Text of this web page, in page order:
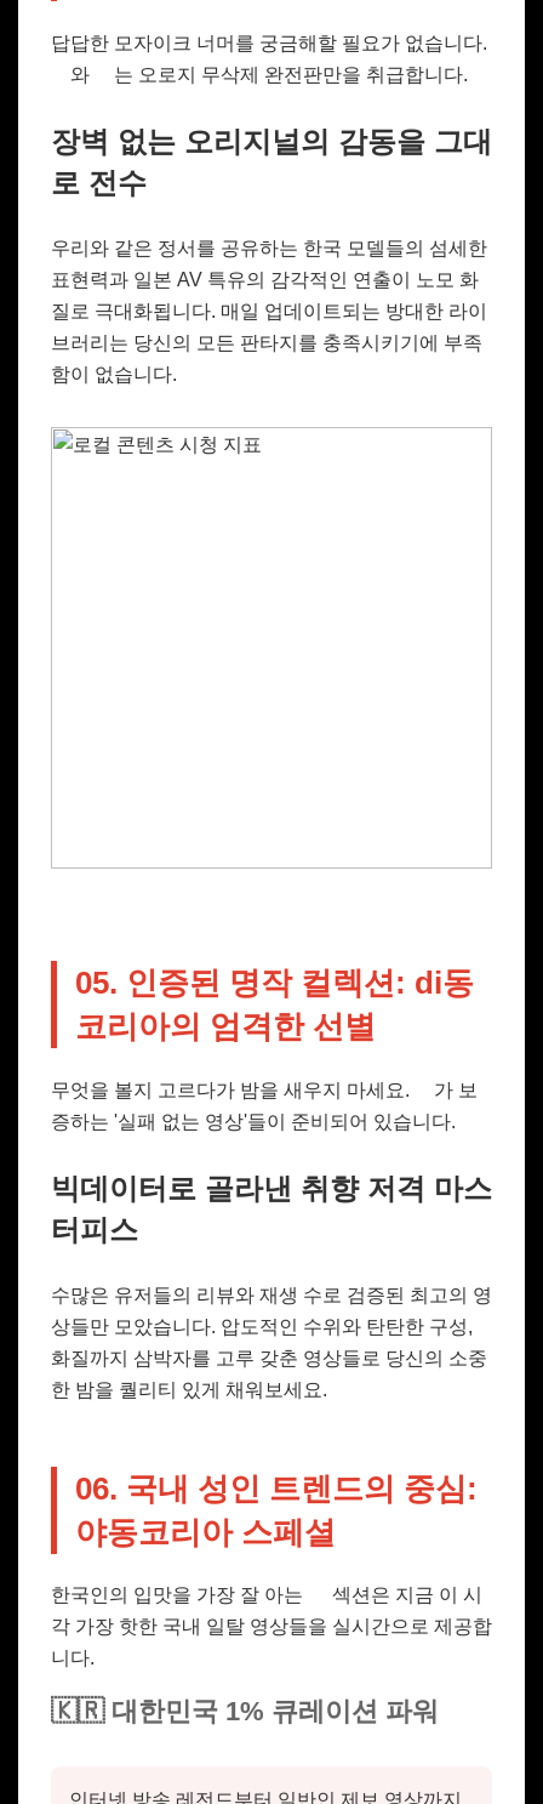
답답한 모자이크 너머를 궁금해할 필요가 없습니다.
와
는 오로지 무삭제 완전판만을 취급합니다.
장벽 없는 오리지널의 감동을 그대
로 전수
우리와 같은 정서를 공유하는 한국 모델들의 섬세한
표현력과 일본 AV 특유의 감각적인 연출이 노모 화
질로 극대화됩니다. 매일 업데이트되는 방대한 라이
브러리는 당신의 모든 판타지를 충족시키기에 부족
함이 없습니다.
05. 인증된 명작 컬렉션: di동
코리아의 엄격한 선별
무엇을 볼지 고르다가 밤을 새우지 마세요.
가 보
증하는 '실패 없는 영상'들이 준비되어 있습니다.
빅데이터로 골라낸 취향 저격 마스
터피스
수많은 유저들의 리뷰와 재생 수로 검증된 최고의 영
상들만 모았습니다. 압도적인 수위와 탄탄한 구성,
화질까지 삼박자를 고루 갖춘 영상들로 당신의 소중
한 밤을 퀄리티 있게 채워보세요.
06. 국내 성인 트렌드의 중심:
야동코리아 스페셜
한국인의 입맛을 가장 잘 아는
섹션은 지금 이 시
각 가장 핫한 국내 일탈 영상들을 실시간으로 제공합
니다.
🇰🇷 대한민국 1% 큐레이션 파워